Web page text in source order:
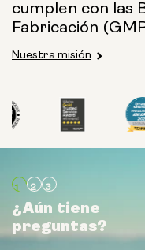
cumplen con las
Fabricación
Nuestra misión
¿Aún tiene
preguntas?
¿Aún tiene
preguntas?
¿Aún tiene
preguntas?